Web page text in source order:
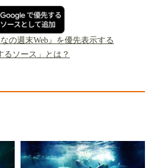
の週末Web』を優先表示する
るソース」とは？